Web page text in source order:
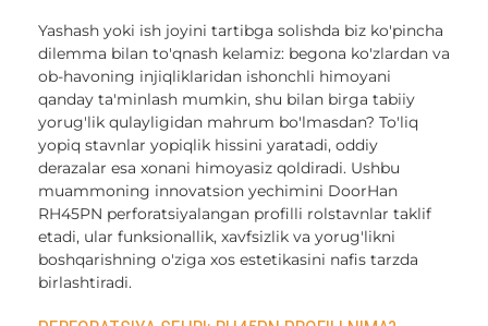
Yashash yoki ish joyini tartibga solishda biz ko'pincha
dilemma bilan to'qnash kelamiz: begona ko'zlardan va
ob-havoning injiqliklaridan ishonchli himoyani
qanday ta'minlash mumkin, shu bilan birga tabiiy
yorug'lik qulayligidan mahrum bo'lmasdan? To'liq
yopiq stavnlar yopiqlik hissini yaratadi, oddiy
derazalar esa xonani himoyasiz qoldiradi. Ushbu
muammoning innovatsion yechimini DoorHan
RH45PN perforatsiyalangan profilli rolstavnlar taklif
etadi, ular funksionallik, xavfsizlik va yorug'likni
boshqarishning o'ziga xos estetikasini nafis tarzda
birlashtiradi.